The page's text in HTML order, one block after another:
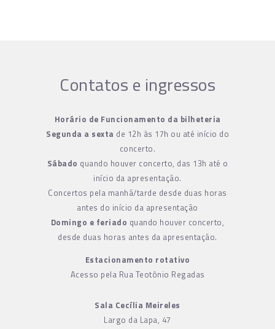
Contatos e ingressos
Horário de Funcionamento da bilheteria
Segunda a sexta de 12h às 17h ou até início do
concerto.
Sábado quando houver concerto, das 13h até o
início da apresentação.
Concertos pela manhã/tarde desde duas horas
antes do início da apresentação
Domingo e feriado quando houver concerto,
desde duas horas antes da apresentação.
Estacionamento rotativo
Acesso pela Rua Teotônio Regadas
Sala Cecília Meireles
Largo da Lapa, 47